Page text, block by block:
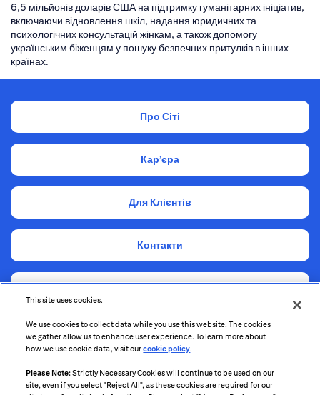
6,5 мільйонів доларів США на підтримку гуманітарних ініціатив,
включаючи відновлення шкіл, надання юридичних та
психологічних консультацій жінкам, а також допомогу
українським біженцям у пошуку безпечних притулків в інших
країнах.
Про Сіті
Кар’єра
Для Клієнтів
Контакти
Інформація для акціонерів та стейкхолдерів
This site uses cookies.
We use cookies to collect data while you use this website. The cookies
we gather allow us to enhance user experience. To learn more about
how we use cookie data, visit ourcookie policy.
Please Note:Strictly Necessary Cookies will continue to be used on our
site, even if you select "Reject All", as these cookies are required for our